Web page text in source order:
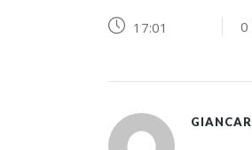
17:01 0